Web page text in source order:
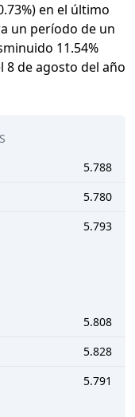
en el último
un período de un
11.54%
8 de agosto del año
5.788
5.780
5.793
5.808
5.828
5.791